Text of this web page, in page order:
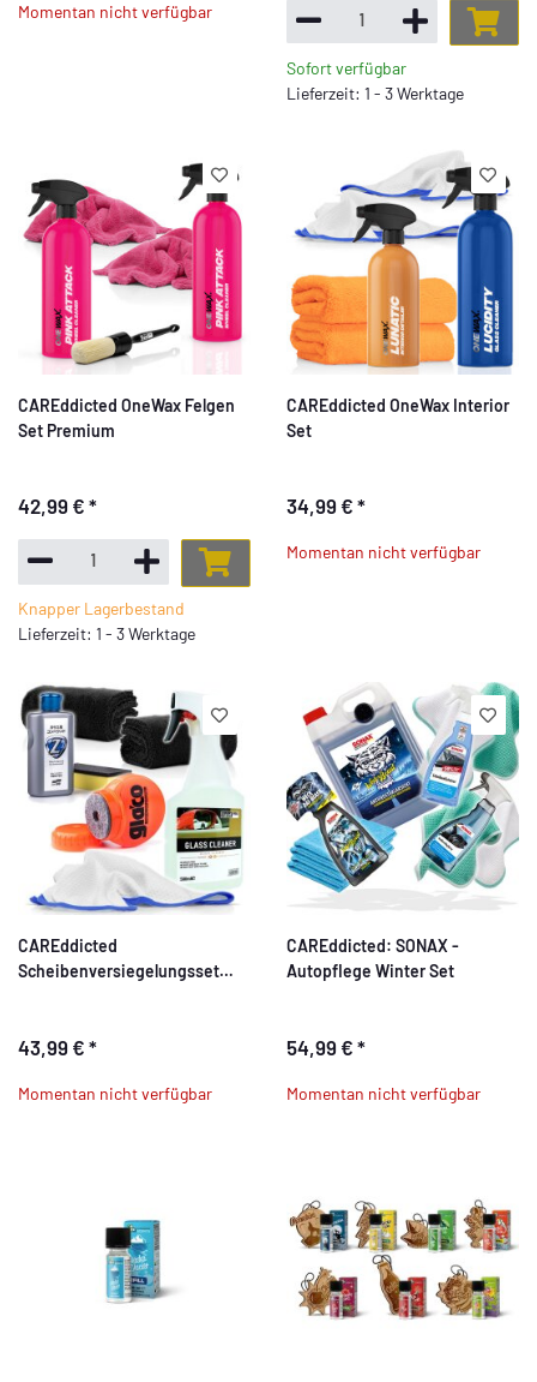
Momentan nicht verfügbar
Sofort verfügbar
Lieferzeit: 1 - 3 Werktage
CAREddicted OneWax Felgen
Set Premium
42,99 € *
Knapper Lagerbestand
Lieferzeit: 1 - 3 Werktage
CAREddicted OneWax Interior
Set
34,99 € *
Momentan nicht verfügbar
CAREddicted
Scheibenversiegelungsset
43,99 € *
Momentan nicht verfügbar
CAREddicted: SONAX -
Autopflege Winter Set
54,99 € *
Momentan nicht verfügbar